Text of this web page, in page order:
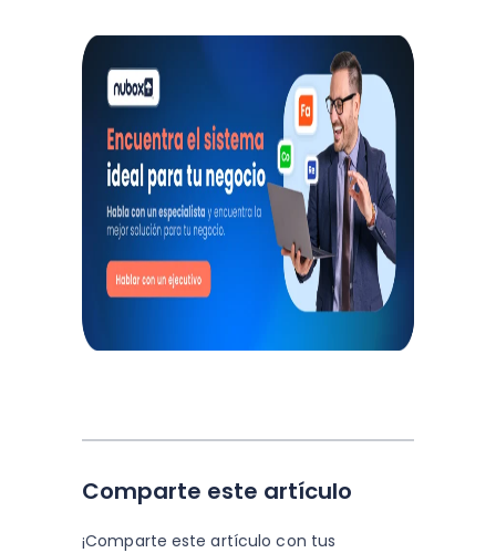
Comparte este artículo
¡Comparte este artículo con tus